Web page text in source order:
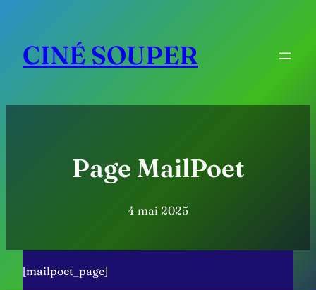
contenu
CINÉ SOUPER
Page MailPoet
4 mai 2025
[mailpoet_page]